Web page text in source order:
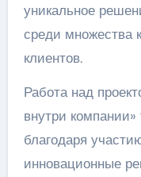
уникальное
среди множества
клиентов.
Работа над
внутри
благодаря
инновационные